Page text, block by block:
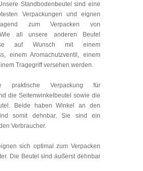
Standbodenbeutel sind eine
Verpackungen und eignen
zum Verpacken von
all unsere anderen Beutel
auf Wunsch mit einem
einem Aromachutzventil, einem
Tragegriff versehen werden.
praktische Verpackung für
die Seitenwinkelbeutel sowie die
Beide haben Winkel an den
somit dehnbar. Sie sind ein
Verbraucher.
sich optimal zum Verpacken
Die Beutel sind äußerst dehnbar